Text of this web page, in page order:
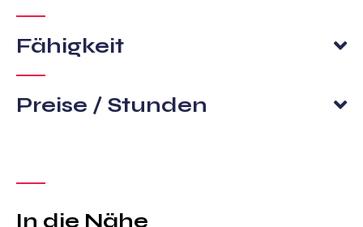
Fähigkeit
Preise / Stunden
In die Nähe